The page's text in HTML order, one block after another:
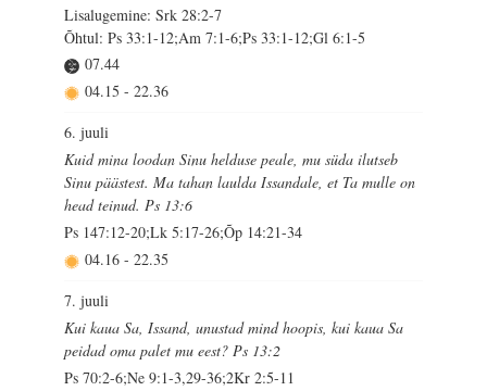
Lisalugemine: Srk 28:2-7
Õhtul: Ps 33:1-12;Am 7:1-6;Ps 33:1-12;Gl 6:1-5
07.44
04.15 - 22.36
6. juuli
Kuid mina loodan Sinu helduse peale, mu süda ilutseb
Sinu päästest. Ma tahan laulda Issandale, et Ta mulle on
head teinud. Ps 13:6
Ps 147:12-20;Lk 5:17-26;Õp 14:21-34
04.16 - 22.35
7. juuli
Kui kaua Sa, Issand, unustad mind hoopis, kui kaua Sa
peidad oma palet mu eest? Ps 13:2
Ps 70:2-6;Ne 9:1-3,29-36;2Kr 2:5-11